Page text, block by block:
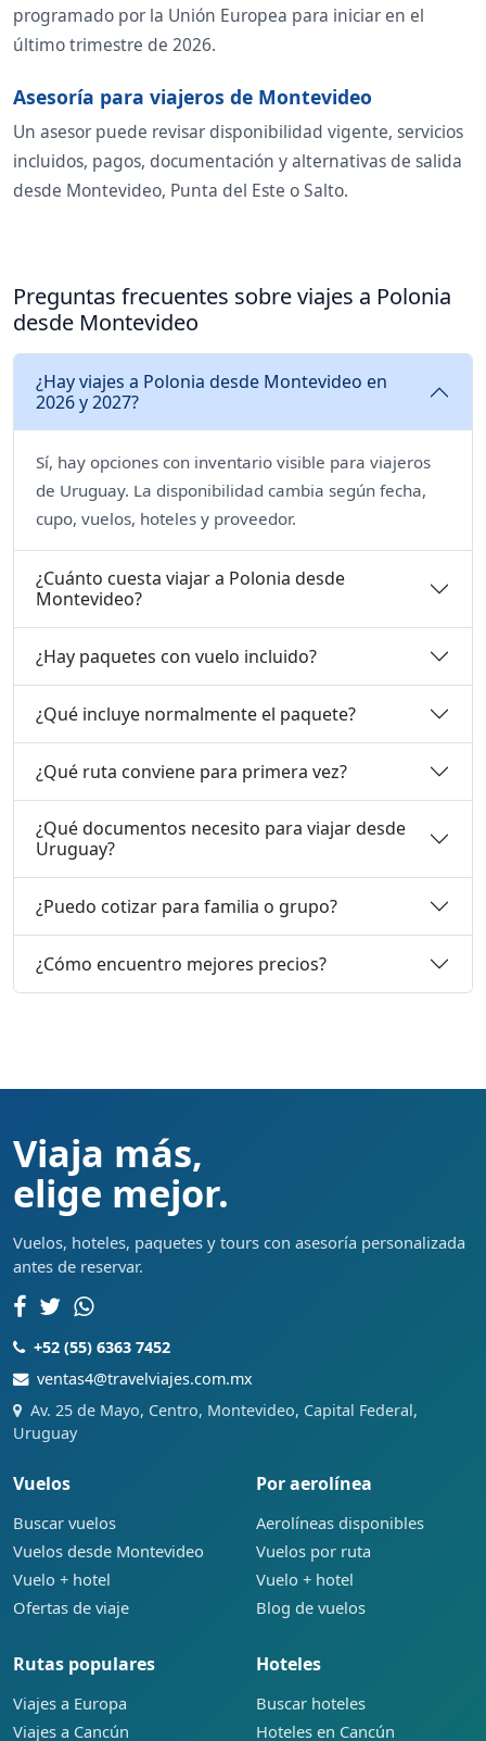
programado por la Unión Europea para iniciar en el
último trimestre de 2026.
Asesoría para viajeros de Montevideo
Un asesor puede revisar disponibilidad vigente, servicios
incluidos, pagos, documentación y alternativas de salida
desde Montevideo, Punta del Este o Salto.
Preguntas frecuentes sobre viajes a Polonia
desde Montevideo
¿Hay viajes a Polonia desde Montevideo en
2026 y 2027?
Sí, hay opciones con inventario visible para viajeros
de Uruguay. La disponibilidad cambia según fecha,
cupo, vuelos, hoteles y proveedor.
¿Cuánto cuesta viajar a Polonia desde
Montevideo?
¿Hay paquetes con vuelo incluido?
¿Qué incluye normalmente el paquete?
¿Qué ruta conviene para primera vez?
¿Qué documentos necesito para viajar desde
Uruguay?
¿Puedo cotizar para familia o grupo?
¿Cómo encuentro mejores precios?
Viaja más,
elige mejor.
Vuelos, hoteles, paquetes y tours con asesoría personalizada
antes de reservar.
+52 (55) 6363 7452
ventas4@travelviajes.com.mx
Av. 25 de Mayo, Centro, Montevideo, Capital Federal,
Uruguay
Vuelos
Buscar vuelos
Vuelos desde Montevideo
Vuelo + hotel
Ofertas de viaje
Por aerolínea
Aerolíneas disponibles
Vuelos por ruta
Vuelo + hotel
Blog de vuelos
Rutas populares
Viajes a Europa
Viajes a Cancún
Hoteles
Buscar hoteles
Hoteles en Cancún